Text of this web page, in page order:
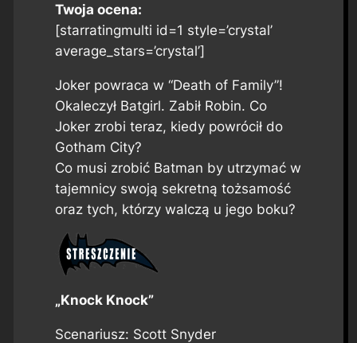
Twoja ocena:
[starratingmulti id=1 style=’crystal’
average_stars=’crystal’]
Joker powraca w “Death of Family”!
Okaleczył Batgirl. Zabił Robin. Co
Joker zrobi teraz, kiedy powrócił do
Gotham City?
Co musi zrobić Batman by utrzymać w
tajemnicy swoją sekretną tożsamość
oraz tych, którzy walczą u jego boku?
„Knock Knock”
Scenariusz: Scott Snyder